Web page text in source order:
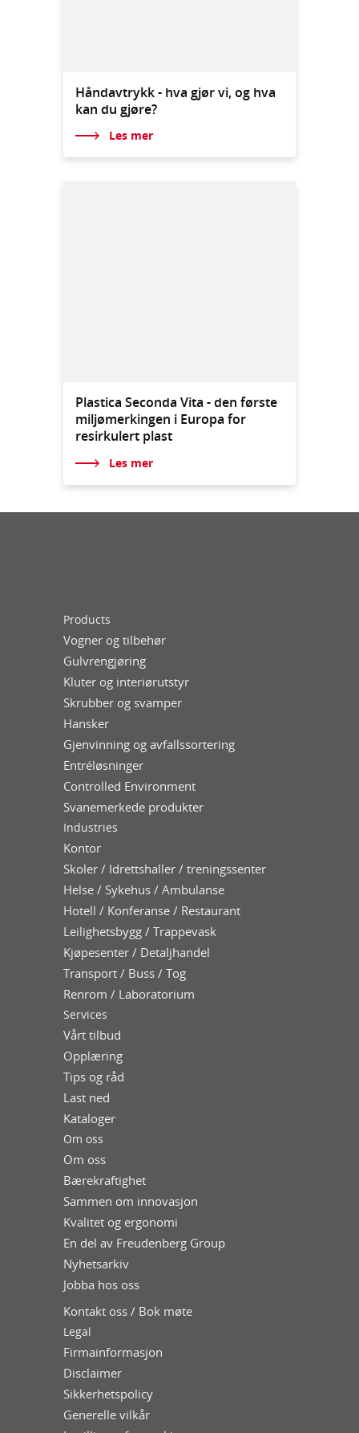
Håndavtrykk - hva gjør vi, og hva
kan du gjøre?
Les mer
Plastica Seconda Vita - den første
miljømerkingen i Europa for
resirkulert plast
Les mer
Products
Vogner og tilbehør
Gulvrengjøring
Kluter og interiørutstyr
Skrubber og svamper
Hansker
Gjenvinning og avfallssortering
Entréløsninger
Controlled Environment
Svanemerkede produkter
Industries
Kontor
Skoler / Idrettshaller / treningssenter
Helse / Sykehus / Ambulanse
Hotell / Konferanse / Restaurant
Leilighetsbygg / Trappevask
Kjøpesenter / Detaljhandel
Transport / Buss / Tog
Renrom / Laboratorium
Services
Vårt tilbud
Opplæring
Tips og råd
Last ned
Kataloger
Om oss
Om oss
Bærekraftighet
Sammen om innovasjon
Kvalitet og ergonomi
En del av Freudenberg Group
Nyhetsarkiv
Jobba hos oss
Kontakt oss / Bok møte
Legal
Firmainformasjon
Disclaimer
Sikkerhetspolicy
Generelle vilkår